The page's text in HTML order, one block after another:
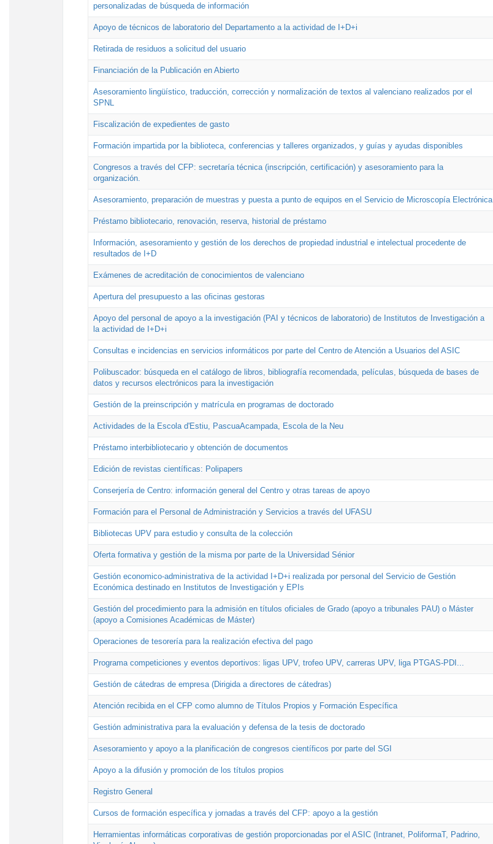
personalizadas de búsqueda de información
Apoyo de técnicos de laboratorio del Departamento a la actividad de I+D+i
Retirada de residuos a solicitud del usuario
Financiación de la Publicación en Abierto
Asesoramiento lingüístico, traducción, corrección y normalización de textos al valenciano realizados por el
SPNL
Fiscalización de expedientes de gasto
Formación impartida por la biblioteca, conferencias y talleres organizados, y guías y ayudas disponibles
Congresos a través del CFP: secretaría técnica (inscripción, certificación) y asesoramiento para la
organización.
Asesoramiento, preparación de muestras y puesta a punto de equipos en el Servicio de Microscopía Electrónica
Préstamo bibliotecario, renovación, reserva, historial de préstamo
Información, asesoramiento y gestión de los derechos de propiedad industrial e intelectual procedente de
resultados de I+D
Exámenes de acreditación de conocimientos de valenciano
Apertura del presupuesto a las oficinas gestoras
Apoyo del personal de apoyo a la investigación (PAI y técnicos de laboratorio) de Institutos de Investigación a
la actividad de I+D+i
Consultas e incidencias en servicios informáticos por parte del Centro de Atención a Usuarios del ASIC
Polibuscador: búsqueda en el catálogo de libros, bibliografía recomendada, películas, búsqueda de bases de
datos y recursos electrónicos para la investigación
Gestión de la preinscripción y matrícula en programas de doctorado
Actividades de la Escola d'Estiu, PascuaAcampada, Escola de la Neu
Préstamo interbibliotecario y obtención de documentos
Edición de revistas científicas: Polipapers
Conserjería de Centro: información general del Centro y otras tareas de apoyo
Formación para el Personal de Administración y Servicios a través del UFASU
Bibliotecas UPV para estudio y consulta de la colección
Oferta formativa y gestión de la misma por parte de la Universidad Sénior
Gestión economico-administrativa de la actividad I+D+i realizada por personal del Servicio de Gestión
Económica destinado en Institutos de Investigación y EPIs
Gestión del procedimiento para la admisión en títulos oficiales de Grado (apoyo a tribunales PAU) o Máster
(apoyo a Comisiones Académicas de Máster)
Operaciones de tesorería para la realización efectiva del pago
Programa competiciones y eventos deportivos: ligas UPV, trofeo UPV, carreras UPV, liga PTGAS-PDI...
Gestión de cátedras de empresa (Dirigida a directores de cátedras)
Atención recibida en el CFP como alumno de Títulos Propios y Formación Específica
Gestión administrativa para la evaluación y defensa de la tesis de doctorado
Asesoramiento y apoyo a la planificación de congresos científicos por parte del SGI
Apoyo a la difusión y promoción de los títulos propios
Registro General
Cursos de formación específica y jornadas a través del CFP: apoyo a la gestión
Herramientas informáticas corporativas de gestión proporcionadas por el ASIC (Intranet, PoliformaT, Padrino,